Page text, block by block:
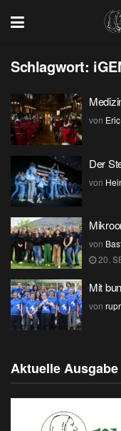
Schlagwort:
von
Der
von
von
20.
Mit
von
Aktuelle Ausgabe